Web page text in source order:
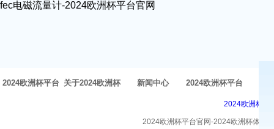
fec电磁流量计-2024欧洲杯平台官网
2024欧洲杯平台 关于2024欧洲杯 新闻中心 2024欧洲杯平台
2024欧洲杯平
2024欧洲杯平台官网-2024欧洲杯体育